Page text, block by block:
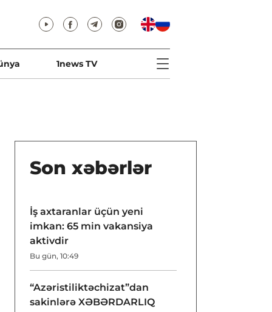
1news TV
Son xəbərlər
İş axtaranlar üçün yeni
imkan: 65 min vakansiya
aktivdir
Bu gün, 10:49
“Azəristiliktəchizat”dan
sakinlərə XƏBƏRDARLIQ